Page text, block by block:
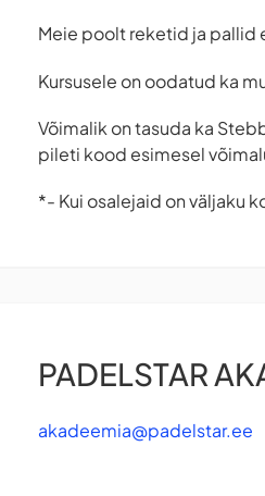
Meie poolt reketid ja pallid
Kursusele on oodatud ka
Võimalik on tasuda ka
pileti kood esimesel
*- Kui osalejaid on väljaku
PADELSTAR
akadeemia@padelstar.ee